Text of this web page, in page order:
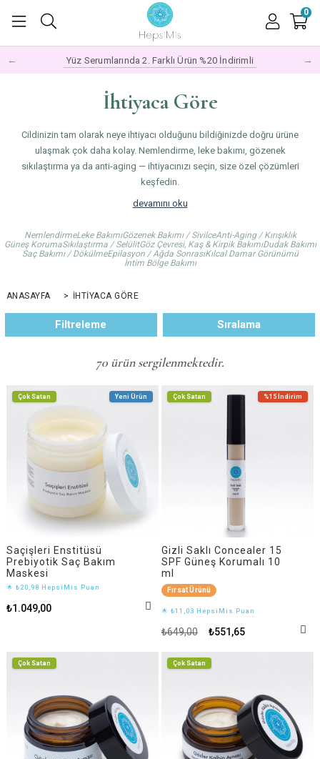
0
← Fırsat Ürünlerini İnceleyin →
İhtiyaca Göre
Cildinizin tam olarak neye ihtiyacı olduğunu bildiğinizde doğru ürüne
ulaşmak çok daha kolay. Nemlendirme, leke bakımı, gözenek
sıkılaştırma ya da anti-aging — ihtiyacınızı seçin, size özel çözümleri
keşfedin.
Her cildin farklı dönemlerde farklı ihtiyaçları olabilir; mevsim
beklentilerini değiştirir. Bu kategoride ihtiyacınıza göre filtrelenmiş ürün
gruplarını bulabilir, bakım rutininizi hedefe yönelik şekillendirebilirsiniz.
devamını oku
NemlendirmeLeke BakımıGözenek Bakımı / SivilceAnti-Aging / Kırışıklık
Güneş KorumaSıkılaştırma / SelülitGöz Çevresi, Kaş & Kirpik BakımıDudak Bakımı
Saç Bakımı / DökülmeEpilasyon / Ağda SonrasıKılcal Damar Görünümü
İntim Bölge Bakımı
ANASAYFA > İHTIYACA GÖRE
Filtreleme Sıralama
70 ürün sergilenmektedir.
Saçişleri Enstitüsü
Prebiyotik Saç Bakım
Maskesi
🌟 ₺20,98 HepsiMis Puan
₺1.049,00
Yeni Ürün
Çok Satan
Gizli Saklı Concealer 15
SPF Güneş Korumalı 10
ml
Fırsat Ürünü
🌟 ₺11,03 HepsiMis Puan
₺551,65
₺649,00
%15 İndirim
Çok Satan
Çok Satan Çok Satan